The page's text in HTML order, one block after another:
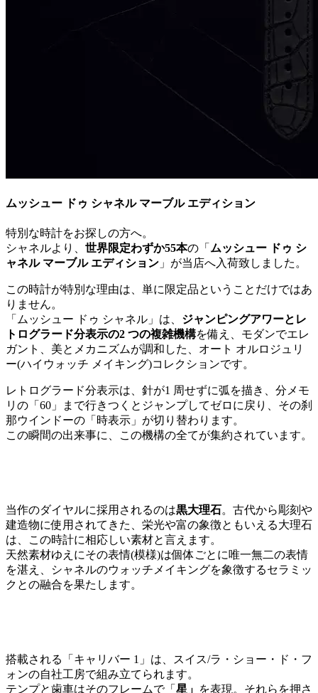
ムッシュー ドゥ シャネル マーブル エディション
特別な時計をお探しの方へ。
シャネルより、 世界限定わずか55本の「 ムッシュー ドゥ シ
ャネル マーブル エディション 」が当店へ入荷致しました。
この時計が特別な理由は、単に限定品ということだけではあ
りません。
「ムッシュー ドゥ シャネル」は、 ジャンピングアワーとレ
トログラード分表示の2 つの複雑機構を備え、モダンでエレ
ガント、美とメカニズムが調和した、オート オルロジュリ
ー(ハイウォッチ メイキング)コレクションです。
レトログラード分表示は、針が1 周せずに弧を描き、分メモ
リの「60」まで行きつくとジャンプしてゼロに戻り、その刹
那ウインドーの「時表示」が切り替わります。
この瞬間の出来事に、この機構の全てが集約されています。
当作のダイヤルに採用されるのは黒大理石。古代から彫刻や
建造物に使用されてきた、栄光や富の象徴ともいえる大理石
は、この時計に相応しい素材と言えます。
天然素材ゆえにその表情(模様)は個体ごとに唯一無二の表情
を湛え、シャネルのウォッチメイキングを象徴するセラミッ
クとの融合を果たします。
搭載される「キャリバー 1」は、スイス/ラ・ショー・ド・フ
ォンの自社工房で組み立てられます。
テンプと歯車はそのフレームで「 星」 を表現。それらを押さ